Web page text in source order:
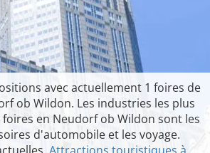
avec actuellement 1 foires de
ob Wildon. Les industries les plus
en Neudorf ob Wildon sont les
d'automobile et les voyage.